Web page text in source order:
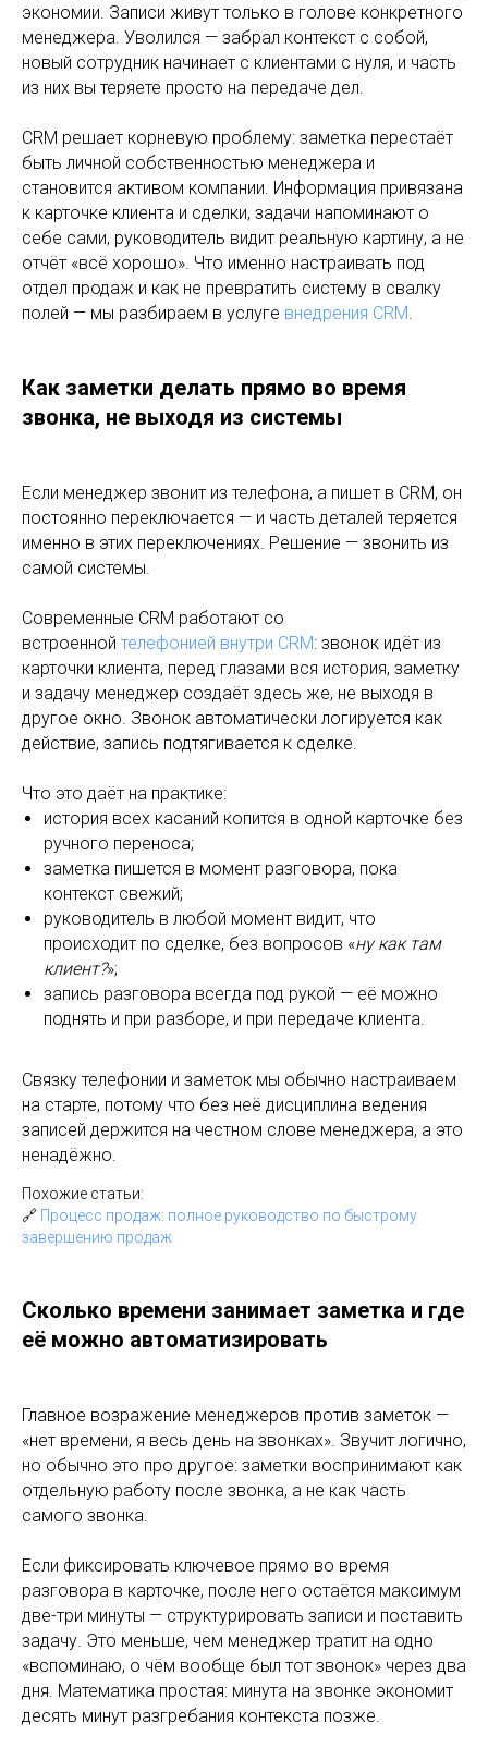
экономии. Записи живут только в голове конкретного
менеджера. Уволился — забрал контекст с собой,
новый сотрудник начинает с клиентами с нуля, и часть
из них вы теряете просто на передаче дел.
CRM решает корневую проблему: заметка перестаёт
быть личной собственностью менеджера и
становится активом компании. Информация привязана
к карточке клиента и сделки, задачи напоминают о
себе сами, руководитель видит реальную картину, а не
отчёт «всё хорошо». Что именно настраивать под
отдел продаж и как не превратить систему в свалку
полей — мы разбираем в услуге внедрения CRM.
Как заметки делать прямо во время
звонка, не выходя из системы
Если менеджер звонит из телефона, а пишет в CRM, он
постоянно переключается — и часть деталей теряется
именно в этих переключениях. Решение — звонить из
самой системы.
Современные CRM работают со
встроенной телефонией внутри CRM: звонок идёт из
карточки клиента, перед глазами вся история, заметку
и задачу менеджер создаёт здесь же, не выходя в
другое окно. Звонок автоматически логируется как
действие, запись подтягивается к сделке.
Что это даёт на практике:
история всех касаний копится в одной карточке без
ручного переноса;
заметка пишется в момент разговора, пока
контекст свежий;
руководитель в любой момент видит, что
происходит по сделке, без вопросов «ну как там
клиент?»;
запись разговора всегда под рукой — её можно
поднять и при разборе, и при передаче клиента.
Связку телефонии и заметок мы обычно настраиваем
на старте, потому что без неё дисциплина ведения
записей держится на честном слове менеджера, а это
ненадёжно.
Похожие статьи:
🔗 Процесс продаж: полное руководство по быстрому
завершению продаж
Сколько времени занимает заметка и где
её можно автоматизировать
Главное возражение менеджеров против заметок —
«нет времени, я весь день на звонках». Звучит логично,
но обычно это про другое: заметки воспринимают как
отдельную работу после звонка, а не как часть
самого звонка.
Если фиксировать ключевое прямо во время
разговора в карточке, после него остаётся максимум
две-три минуты — структурировать записи и поставить
задачу. Это меньше, чем менеджер тратит на одно
«вспоминаю, о чём вообще был тот звонок» через два
дня. Математика простая: минута на звонке экономит
десять минут разгребания контекста позже.